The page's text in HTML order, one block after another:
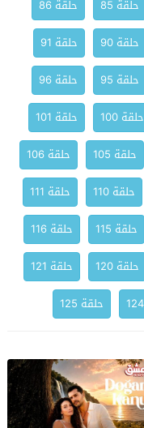
حلقة 85
حلقة 86
حلقة 90
حلقة 91
حلقة 95
حلقة 96
حلقة 100
حلقة 101
حلقة 105
حلقة 106
حلقة 110
حلقة 111
حلقة 115
حلقة 116
حلقة 120
حلقة 121
حلقة 125